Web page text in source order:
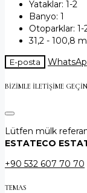
Yataklar: 1-2
Banyo: 1
Otoparklar: 1-
31,2 - 100,8
E-posta
BIZIMLE ILETIŞIME GEÇIN
Lütfen mülk
ESTATECO
+90 532 607 70 70
TEMAS